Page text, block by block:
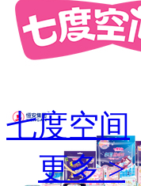
七度空间
更多 >